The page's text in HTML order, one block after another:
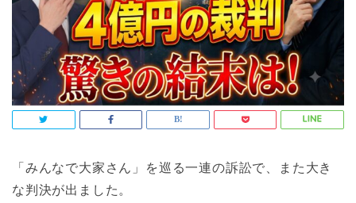
「みんなで大家さん」を巡る一連の訴訟で、また大き
な判決が出ました。